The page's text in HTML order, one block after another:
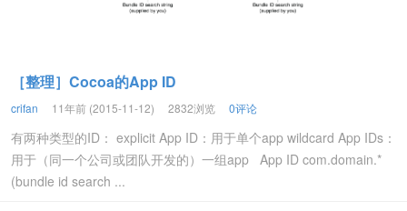
［整理］Cocoa的App ID
crifan 11年前 (2015-11-12) 2832浏览 0评论
有两种类型的ID： explicit App ID：用于单个app wildcard App IDs：
用于（同一个公司或团队开发的）一组app App ID com.domain.*
(bundle id search ...